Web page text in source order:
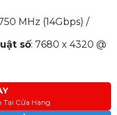
MHz (14Gbps) /
số: 7680 x 4320 @
Tại Cửa Hàng